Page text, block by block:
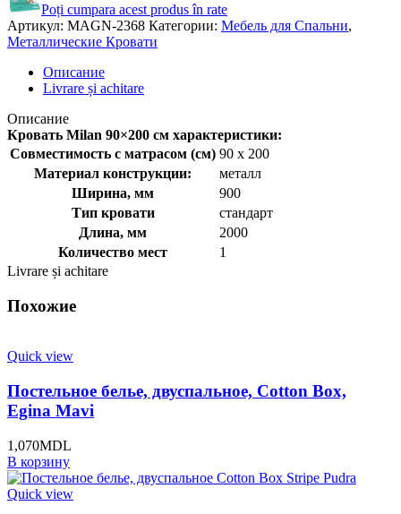
Poți cumpara acest produs în rate
Артикул: MAGN-2368 Категории: Мебель для Спальни,
Металлические Кровати
Описание
Livrare și achitare
Описание
Кровать Milan 90×200 cм характеристики:
Совместимость с матрасом (см) 90 x 200
Материал конструкции:
металл
Ширина, мм
900
Тип кровати
стандарт
Длина, мм
2000
Количество мест
1
Livrare și achitare
Похожие
Quick view
Постельное белье, двуспальное, Cotton Box,
Egina Mavi
1,070MDL
В корзину
Quick view